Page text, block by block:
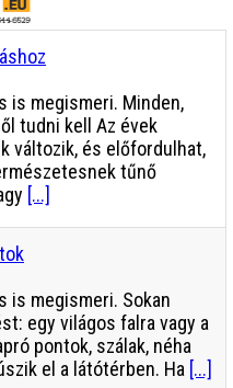
is megismeri. Minden,
tudni kell Az évek
változik, és előfordulhat,
tűnő
[...]
is megismeri. Sokan
egy világos falra vagy a
pontok, szálak, néha
el a látótérben. Ha [...]